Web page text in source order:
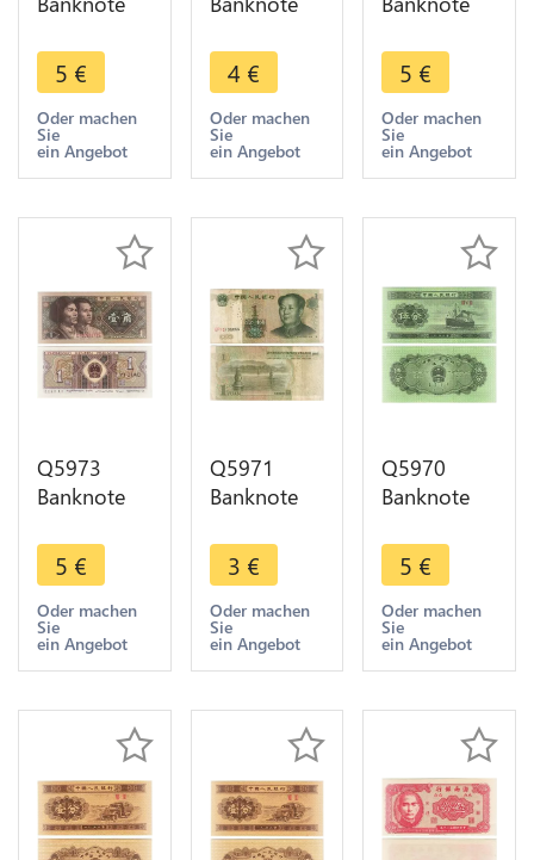
Zhonguo
Renmin
Yinhang
1980 UNC -
> Make
5 €
Oder machen
Sie
ein Angebot
1980 UNC -
> Make
offer
4 €
Oder machen
Sie
ein Angebot
1980 UNC -
> Make
offer
5 €
Oder machen
Sie
ein Angebot
Q5973
Banknote
1980 UNC -
> Make
offer
5 €
Oder machen
Sie
ein Angebot
Q5971
Banknote
Yuan Mao
Zedong
1999 ->
Make offer
3 €
Oder machen
Sie
ein Angebot
Q5970
Banknote
Cargo 1953
UNC ->
Make offer
5 €
Oder machen
Sie
ein Angebot